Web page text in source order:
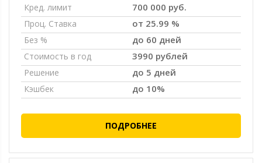
Кред. лимит 700 000 руб.
Проц. Ставка от 25.99 %
Без % до 60 дней
Стоимость в год 3990 рублей
Решение до 5 дней
Кэшбек до 10%
ПОДРОБНЕЕ